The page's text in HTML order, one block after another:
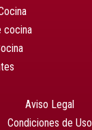
cocina
Aviso Legal
Condiciones de Uso